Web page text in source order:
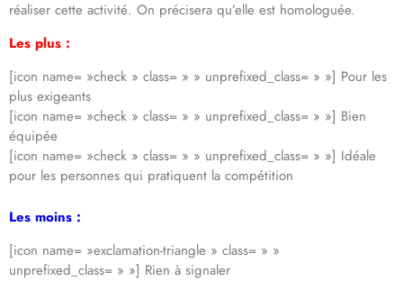
réaliser cette activité. On précisera qu’elle est homologuée.
Les plus :
[icon name= »check » class= » » unprefixed_class= » »] Pour les
plus exigeants
[icon name= »check » class= » » unprefixed_class= » »] Bien
équipée
[icon name= »check » class= » » unprefixed_class= » »] Idéale
pour les personnes qui pratiquent la compétition
Les moins :
[icon name= »exclamation-triangle » class= » »
unprefixed_class= » »] Rien à signaler